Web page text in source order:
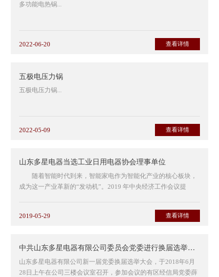
...
多功能电热锅...
2022-06-20 查看详情
五极电压力锅
五极电压力锅...
2022-05-09 查看详情
山东多星电器当选工业日用电器协会理事单位
随着智能时代到来，智能家电作为智能化产业的核心板块，
成为这一产业革新的“发动机”。2019 年中央经济工作会议提
2019-05-29 查看详情
中共山东多星电器有限公司委员会党委进行换届选举大会
山东多星电器有限公司新一届党委换届选举大会，于2018年6月
28日上午在公司三楼会议室召开，参加会议的有区经信局党委薛